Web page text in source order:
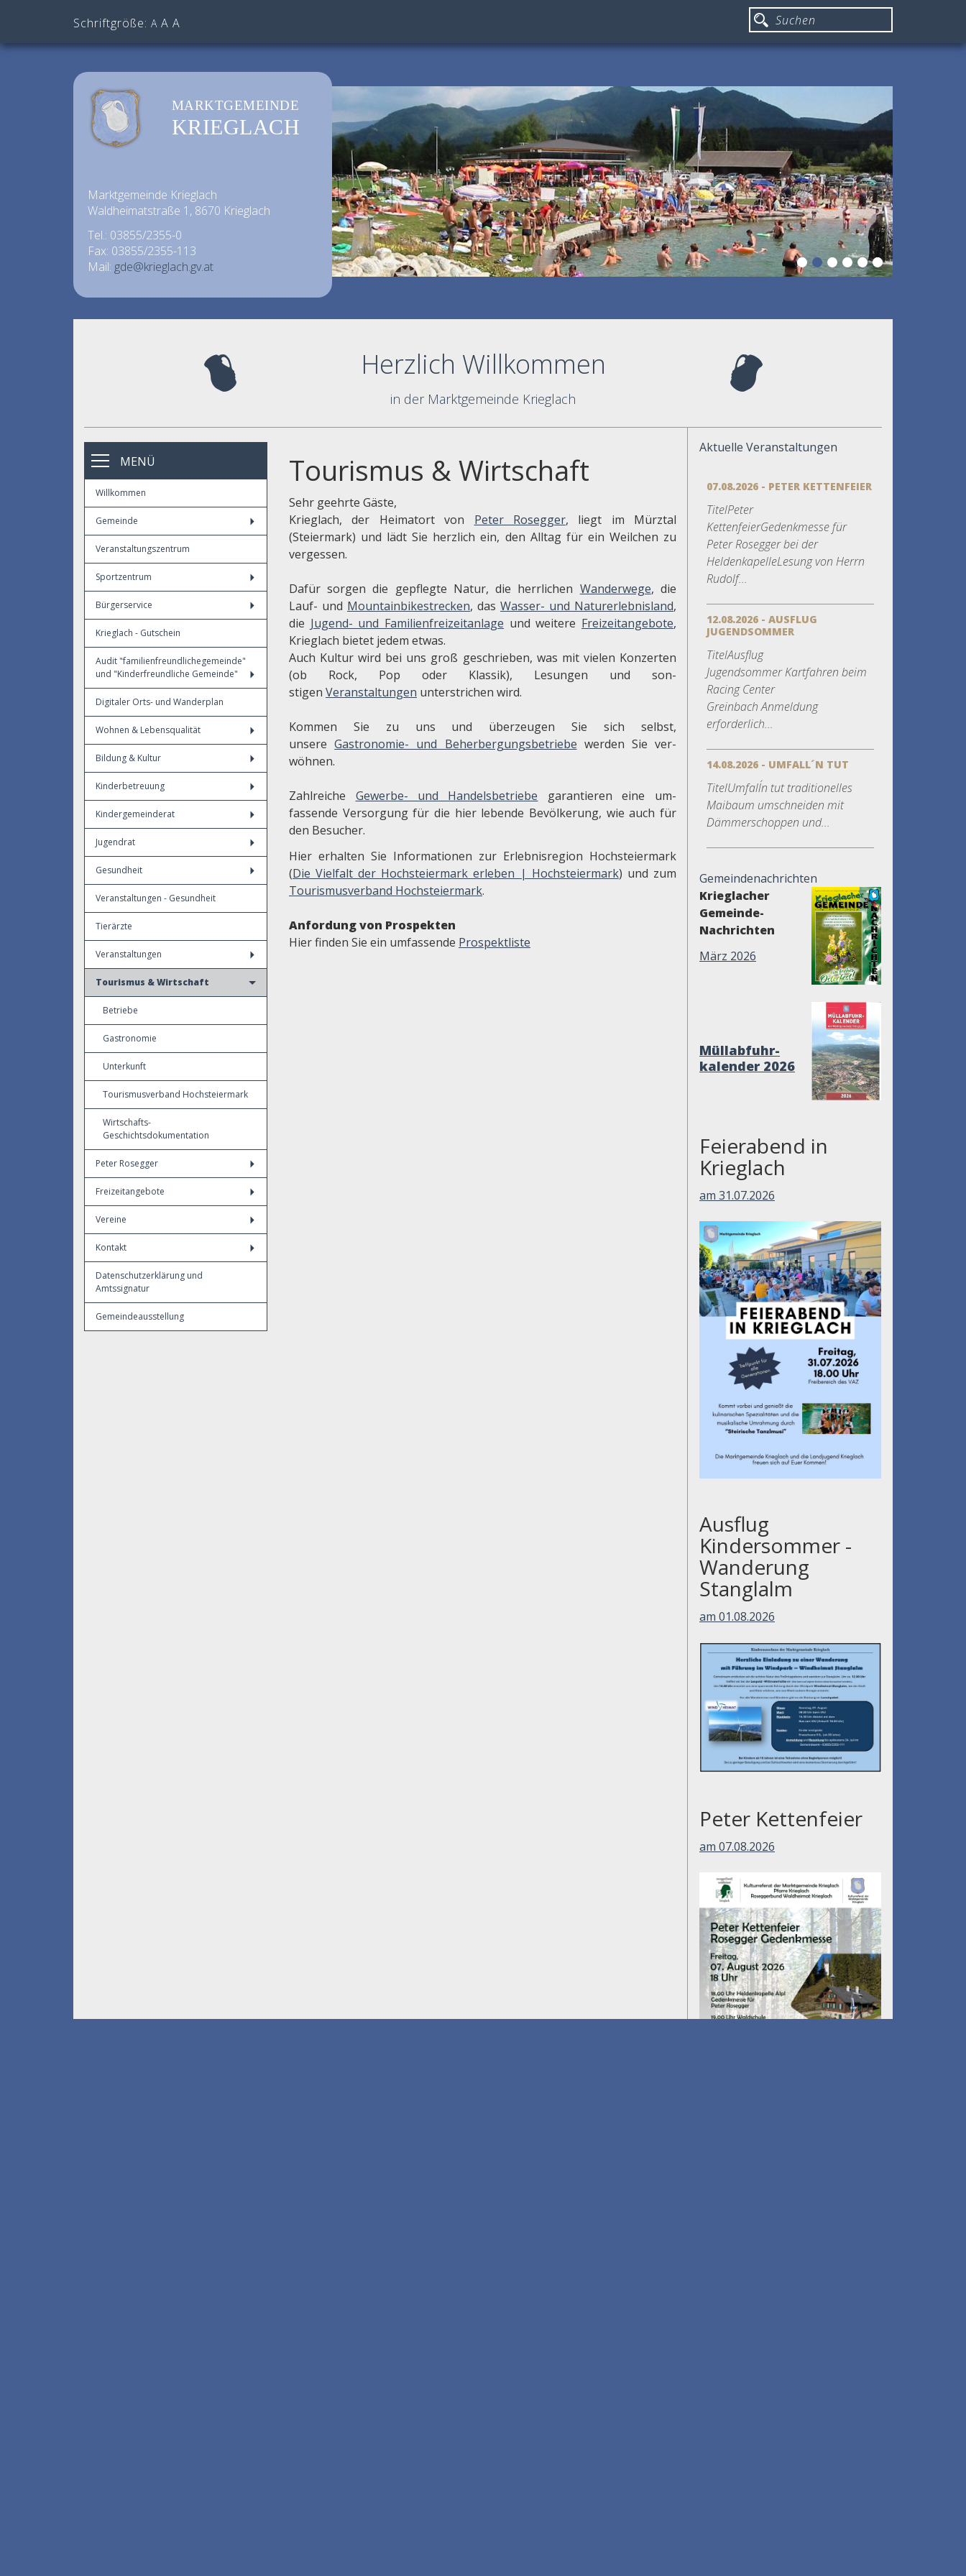
Schriftgröße: A A A
MARKTGEMEINDE
KRIEGLACH
Marktgemeinde Krieglach
Waldheimatstraße 1, 8670 Krieglach
Tel.: 03855/2355-0
Fax: 03855/2355-113
Mail: gde@krieglach.gv.at
Herzlich Willkommen
in der Marktgemeinde Krieglach
MENÜ
Willkommen
Gemeinde
Veranstaltungszentrum
Sportzentrum
Bürgerservice
Krieglach - Gutschein
Audit "familienfreundlichegemeinde"
und "Kinderfreundliche Gemeinde"
Digitaler Orts- und Wanderplan
Wohnen & Lebensqualität
Bildung & Kultur
Kinderbetreuung
Kindergemeinderat
Jugendrat
Gesundheit
Veranstaltungen - Gesundheit
Tierärzte
Veranstaltungen
Tourismus & Wirtschaft
Betriebe
Gastronomie
Unterkunft
Tourismusverband Hochsteiermark
Wirtschafts-
Geschichtsdokumentation
Peter Rosegger
Freizeitangebote
Vereine
Kontakt
Datenschutzerklärung und
Amtssignatur
Gemeindeausstellung
Tourismus & Wirtschaft
Sehr geehrte Gäste,
Krieglach, der Heimatort von Peter Rosegger, liegt im Mürztal
(Steiermark) und lädt Sie herzlich ein, den Alltag für ein Weilchen zu
vergessen.
Dafür sorgen die gepflegte Natur, die herrlichen Wanderwege, die
Lauf- und Mountainbikestrecken, das Wasser- und Naturerlebnisland,
die Jugend- und Familienfreizeitanlage und weitere Freizeitangebote,
Krieglach bietet jedem etwas.
Auch Kultur wird bei uns groß geschrieben, was mit vielen Konzerten
(ob Rock, Pop oder Klassik), Lesungen und son-
stigen Veranstaltungen unterstrichen wird.
Kommen Sie zu uns und überzeugen Sie sich selbst,
unsereGastronomie- und Beherbergungsbetriebe werden Sie ver-
wöhnen.
Zahlreiche Gewerbe- und Handelsbetriebe garantieren eine um-
fassende Versorgung für die hier lebende Bevölkerung, wie auch für
den Besucher.
Hier erhalten Sie Informationen zur Erlebnisregion Hochsteiermark
(Die Vielfalt der Hochsteiermark erleben | Hochsteiermark) und zum
Tourismusverband Hochsteiermark.
Anfordung von Prospekten
Hier finden Sie ein umfassende Prospektliste
Aktuelle Veranstaltungen
07.08.2026 - PETER KETTENFEIER
TitelPeter
KettenfeierGedenkmesse für
Peter Rosegger bei der
HeldenkapelleLesung von Herrn
Rudolf...
12.08.2026 - AUSFLUG
JUGENDSOMMER
TitelAusflug
Jugendsommer Kartfahren beim
Racing Center
Greinbach Anmeldung
erforderlich...
14.08.2026 - UMFALL´N TUT
TitelUmfall´n tut traditionelles
Maibaum umschneiden mit
Dämmerschoppen und...
Gemeindenachrichten
Krieglacher
Gemeinde-
Nachrichten
März 2026
Müllabfuhr-
kalender 2026
Feierabend in
Krieglach
am 31.07.2026
Ausflug
Kindersommer -
Wanderung
Stanglalm
am 01.08.2026
Peter Kettenfeier
am 07.08.2026